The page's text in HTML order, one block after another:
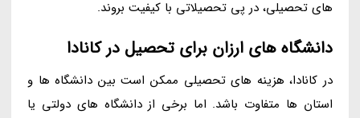
های تحصیلی، در پی تحصیلاتی با کیفیت بروند.
دانشگاه های ارزان برای تحصیل در کانادا
در کانادا، هزینه های تحصیلی ممکن است بین دانشگاه ها و
استان ها متفاوت باشد. اما برخی از دانشگاه های دولتی یا